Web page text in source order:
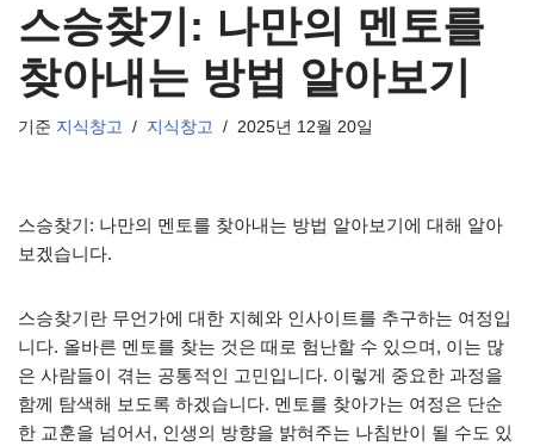
스승찾기: 나만의 멘토를
찾아내는 방법 알아보기
기준 지식창고 지식창고 2025년 12월 20일
스승찾기: 나만의 멘토를 찾아내는 방법 알아보기에 대해 알아
보겠습니다.
스승찾기란 무언가에 대한 지혜와 인사이트를 추구하는 여정입
니다. 올바른 멘토를 찾는 것은 때로 험난할 수 있으며, 이는 많
은 사람들이 겪는 공통적인 고민입니다. 이렇게 중요한 과정을
함께 탐색해 보도록 하겠습니다. 멘토를 찾아가는 여정은 단순
한 교훈을 넘어서, 인생의 방향을 밝혀주는 나침반이 될 수도 있